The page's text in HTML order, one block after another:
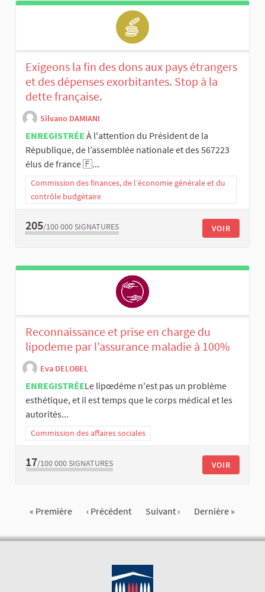
Exigeons la fin des dons aux pays étrangers
et des dépenses exorbitantes. Stop à la
dette française.
Silvano DAMIANI
ENREGISTRÉE À l'attention du Président de la
République, de l’assemblée nationale et des 567223
élus de france 🇫...
Commission des finances, de l’économie générale et du
contrôle budgétaire
205/100 000 SIGNATURES VOIR
Reconnaissance et prise en charge du
lipodeme par l’assurance maladie à 100%
Eva DELOBEL
ENREGISTRÉE​Le lipœdème n'est pas un problème
esthétique, et il est temps que le corps médical et les
autorités...
Commission des affaires sociales
17/100 000 SIGNATURES VOIR
« Première ‹ Précédent Suivant › Dernière »